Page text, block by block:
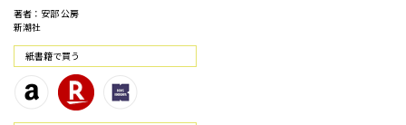
著者：安部 公房
新潮社
紙書籍で買う